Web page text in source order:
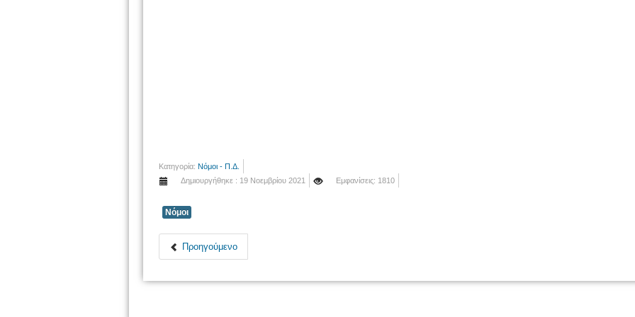
Κατηγορία: Νόμοι - Π.Δ.
Δημιουργήθηκε : 19 Νοεμβρίου 2021
Εμφανίσεις: 1810
Νόμοι
Προηγούμενο